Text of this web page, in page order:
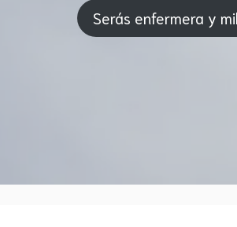
Serás enfermera y